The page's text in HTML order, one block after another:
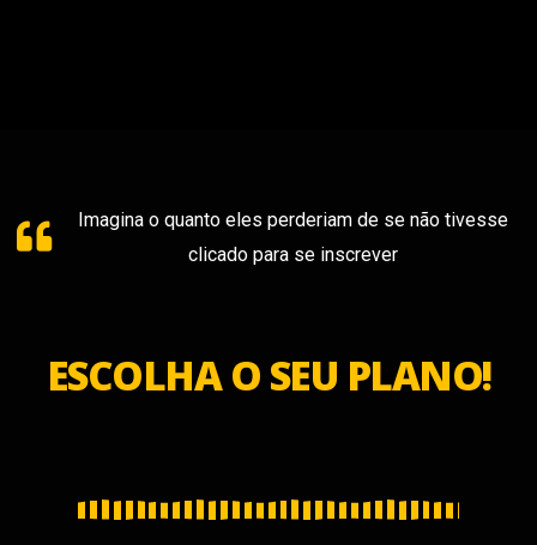
Imagina o quanto eles perderiam de se não tivesse
clicado para se inscrever
ESCOLHA O SEU PLANO!